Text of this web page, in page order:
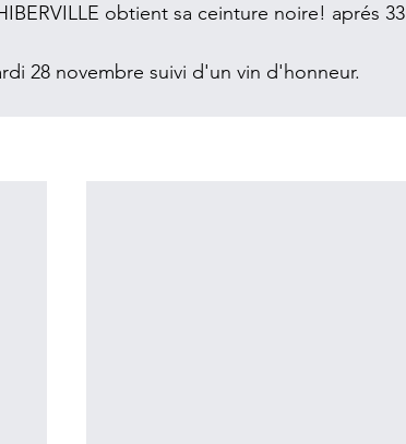
obtient sa ceinture noire! aprés 33
28 novembre suivi d'un vin d'honneur.